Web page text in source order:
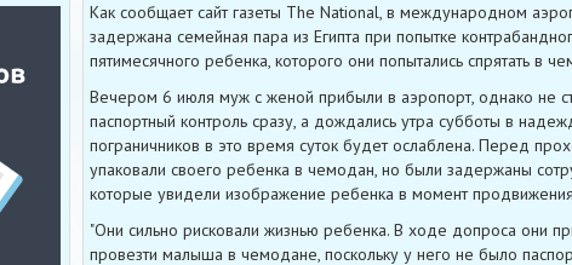
Как сообщает сайт газеты The National, в международном
задержана семейная пара из Египта при попытке
пятимесячного ребенка, которого они попытались спрятать в
Вечером 6 июля муж с женой прибыли в аэропорт, однако не
паспортный контроль сразу, а дождались утра субботы в
пограничников в это время суток будет ослаблена. Перед
упаковали своего ребенка в чемодан, но были задержаны
которые увидели изображение ребенка в момент
"Они сильно рисковали жизнью ребенка. В ходе допроса они
провезти малыша в чемодане, поскольку у него не было